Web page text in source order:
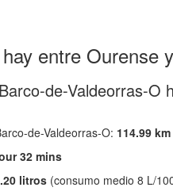
entre Ourense
de-Valdeorras-O
de-Valdeorras-O: 114.99 km
32 mins
litros (consumo medio 8 L/